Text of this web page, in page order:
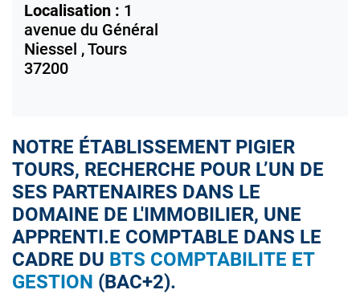
Localisation : 1
avenue du Général
Niessel ,Tours
37200
NOTRE ÉTABLISSEMENT PIGIER
TOURS, RECHERCHE POUR L’UN DE
SES PARTENAIRES DANS LE
DOMAINE DE L'IMMOBILIER, UNE
APPRENTI.E COMPTABLE DANS LE
CADRE DU BTS COMPTABILITE ET
GESTION (BAC+2).